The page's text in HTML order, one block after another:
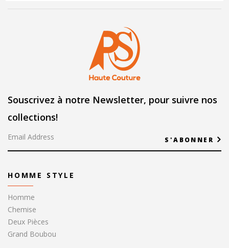
Souscrivez à notre Newsletter, pour suivre nos
collections!
S'ABONNER
HOMME STYLE
Homme
Chemise
Deux Pièces
Grand Boubou